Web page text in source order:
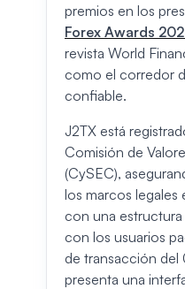
premios en los
Forex Awards
revista World
como el corredor
confiable.
J2TX está
Comisión de
(CySEC),
los marcos legales
con una
con los usuarios
de transacción del
presenta una